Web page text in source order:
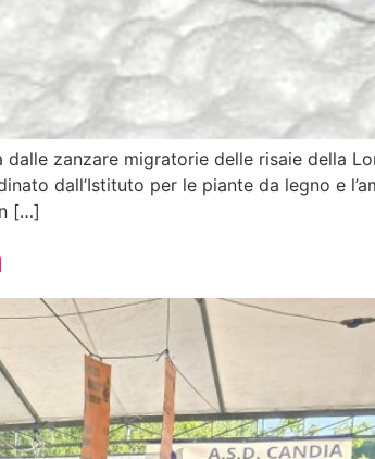
zanzare migratorie delle risaie della
dall’Istituto per le piante da legno e
[…]